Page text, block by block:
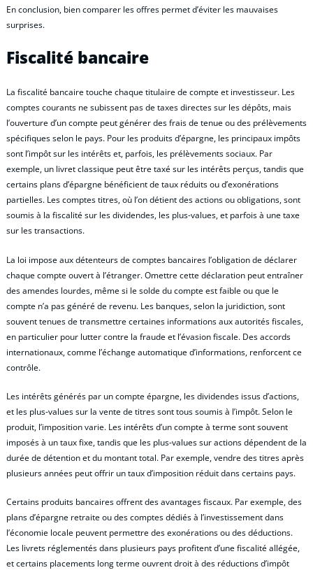
En conclusion, bien comparer les offres permet d’éviter les mauvaises
surprises.
Fiscalité bancaire
La fiscalité bancaire touche chaque titulaire de compte et investisseur. Les
comptes courants ne subissent pas de taxes directes sur les dépôts, mais
l’ouverture d’un compte peut générer des frais de tenue ou des prélèvements
spécifiques selon le pays. Pour les produits d’épargne, les principaux impôts
sont l’impôt sur les intérêts et, parfois, les prélèvements sociaux. Par
exemple, un livret classique peut être taxé sur les intérêts perçus, tandis que
certains plans d’épargne bénéficient de taux réduits ou d’exonérations
partielles. Les comptes titres, où l’on détient des actions ou obligations, sont
soumis à la fiscalité sur les dividendes, les plus-values, et parfois à une taxe
sur les transactions.
La loi impose aux détenteurs de comptes bancaires l’obligation de déclarer
chaque compte ouvert à l’étranger. Omettre cette déclaration peut entraîner
des amendes lourdes, même si le solde du compte est faible ou que le
compte n’a pas généré de revenu. Les banques, selon la juridiction, sont
souvent tenues de transmettre certaines informations aux autorités fiscales,
en particulier pour lutter contre la fraude et l’évasion fiscale. Des accords
internationaux, comme l’échange automatique d’informations, renforcent ce
contrôle.
Les intérêts générés par un compte épargne, les dividendes issus d’actions,
et les plus-values sur la vente de titres sont tous soumis à l’impôt. Selon le
produit, l’imposition varie. Les intérêts d’un compte à terme sont souvent
imposés à un taux fixe, tandis que les plus-values sur actions dépendent de la
durée de détention et du montant total. Par exemple, vendre des titres après
plusieurs années peut offrir un taux d’imposition réduit dans certains pays.
Certains produits bancaires offrent des avantages fiscaux. Par exemple, des
plans d’épargne retraite ou des comptes dédiés à l’investissement dans
l’économie locale peuvent permettre des exonérations ou des déductions.
Les livrets réglementés dans plusieurs pays profitent d’une fiscalité allégée,
et certains placements long terme ouvrent droit à des réductions d’impôt